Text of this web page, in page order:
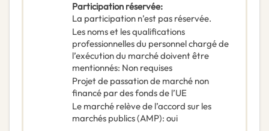
Participation réservée:
La participation n’est pas réservée.
Les noms et les qualifications
professionnelles du personnel chargé de
l’exécution du marché doivent être
mentionnés: Non requises
Projet de passation de marché non
financé par des fonds de l’UE
Le marché relève de l’accord sur les
marchés publics (AMP): oui